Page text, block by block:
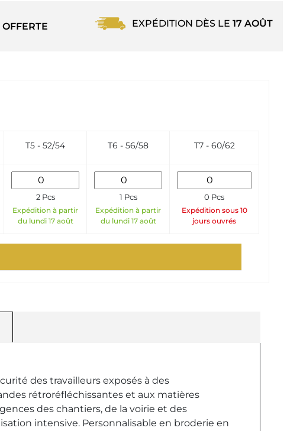
OFFERTE EXPÉDITION DÈS LE 17 AOÛT
T5 - 52/54 T6 - 56/58 T7 - 60/62
2 Pcs
Expédition à partir
du lundi 17 août
1 Pcs
Expédition à partir
du lundi 17 août
0 Pcs
Expédition sous 10
jours ouvrés
des travailleurs exposés à des
rétroréfléchissantes et aux matières
des chantiers, de la voirie et des
intensive. Personnalisable en broderie en